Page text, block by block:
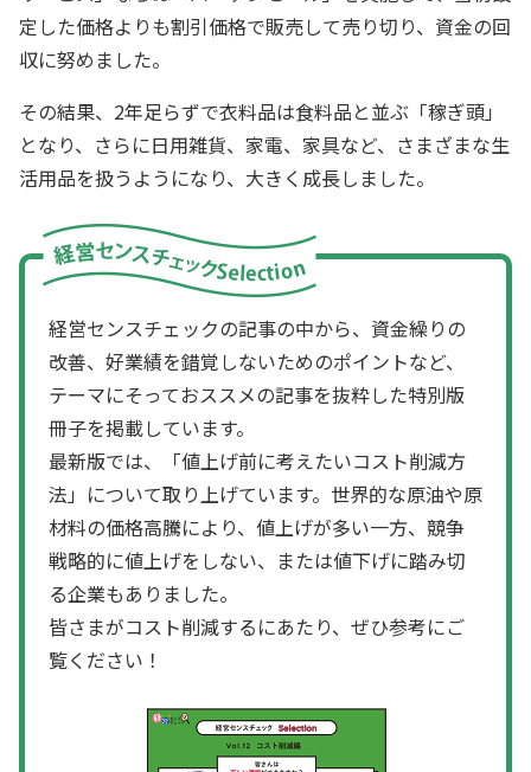
定した価格よりも割引価格で販売して売り切り、資金の回
収に努めました。
その結果、2年足らずで衣料品は食料品と並ぶ「稼ぎ頭」
となり、さらに日用雑貨、家電、家具など、さまざまな生
活用品を扱うようになり、大きく成長しました。
経営センスチェックの記事の中から、資金繰りの
改善、好業績を錯覚しないためのポイントなど、
テーマにそっておススメの記事を抜粋した特別版
冊子を掲載しています。
最新版では、「値上げ前に考えたいコスト削減方
法」について取り上げています。世界的な原油や原
材料の価格高騰により、値上げが多い一方、競争
戦略的に値上げをしない、または値下げに踏み切
る企業もありました。
皆さまがコスト削減するにあたり、ぜひ参考にご
覧ください！